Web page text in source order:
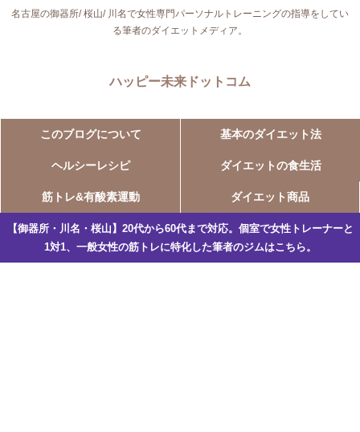
名古屋の御器所/ 桜山/ 川名で女性専門パーソナルトレーニングの指導をしてい
る筆者のダイエットメディア。
ハッピー未来ドットコム
このブログについて 基本のダイエット法
ヘルシーレシピ ダイエットの食生活
筋トレ&有酸素運動 ダイエット商品
【御器所・川名・桜山】20代から60代まで対応。個室で女性トレーナーと
1対1、一般女性の筋トレに特化した筆者のジムはこちら。